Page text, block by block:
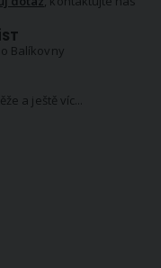
Balíkovny
a ještě víc...